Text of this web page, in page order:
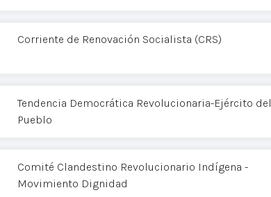
Corriente de Renovación Socialista (CRS)
Tendencia Democrática Revolucionaria-Ejército del
Pueblo
Comité Clandestino Revolucionario Indígena -
Movimiento Dignidad